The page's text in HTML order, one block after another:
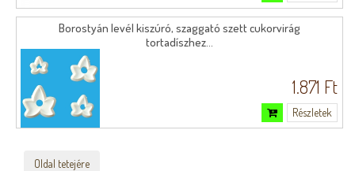
Borostyán levél kiszúró, szaggató szett cukorvirág
tortadíszhez...
1.871 Ft
Részletek
Oldal tetejére